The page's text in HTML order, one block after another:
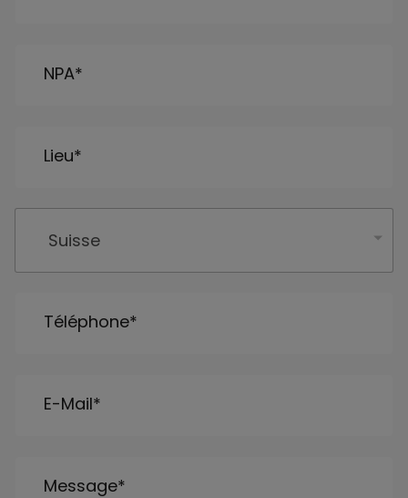
NPA*
Lieu*
s
Suisse
Téléphone*
E-Mail*
Message*